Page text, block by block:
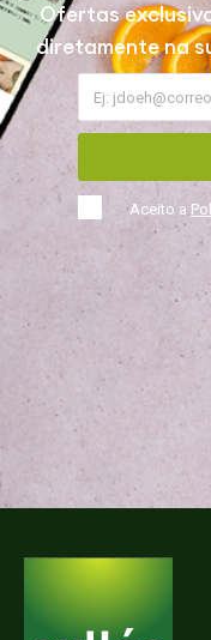
Ofertas
diretamente na
Aceito a